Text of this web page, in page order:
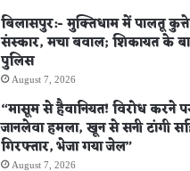
बिलासपुर:- मुक्तिधाम में पालतू
संस्कार, मचा बवाल; शिकायत के
पुलिस
August 7, 2026
“मासूम से हैवानियत! विरोध करने
जानलेवा हमला, खून से सनी टांगी
गिरफ्तार, भेजा गया जेल”
August 7, 2026